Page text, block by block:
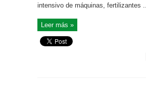
intensivo de máquinas, fertilizantes ...
Leer más »